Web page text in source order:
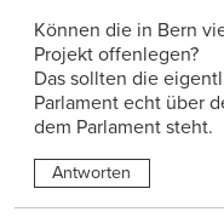
Können die in Bern
Projekt offenlegen?
Das sollten die
Parlament echt über
dem Parlament steht.
Antworten